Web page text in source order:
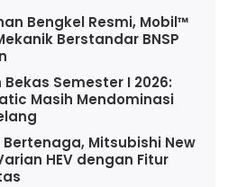
Bengkel Resmi, Mobil™
Berstandar BNSP
Semester I 2026:
Masih Mendominasi
Mitsubishi New
HEV dengan Fitur